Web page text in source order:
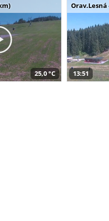
25,0 °C
Orav.Lesná
13:51